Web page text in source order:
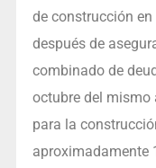
de construcción
después de
combinado de
octubre del mismo
para la
aproximadamente